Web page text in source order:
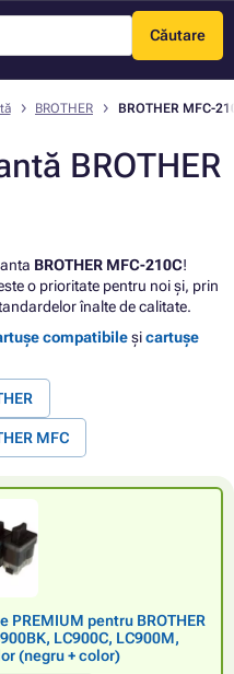
Căutare
Meniu
BROTHER BROTHER MFC-
BROTHER
BROTHER MFC-210C!
o prioritate pentru noi și, prin
înalte de calitate.
compatibileșicartușe
MFC
pentru BROTHER
LC900C, LC900M,
(negru + color)